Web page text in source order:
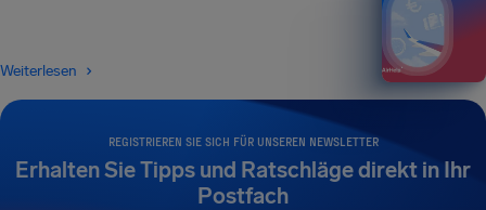
REGISTRIEREN SIE SICH FÜR UNSEREN NEWSLETTER
Erhalten Sie Tipps und Ratschläge direkt in Ihr
Postfach
Weiterlesen